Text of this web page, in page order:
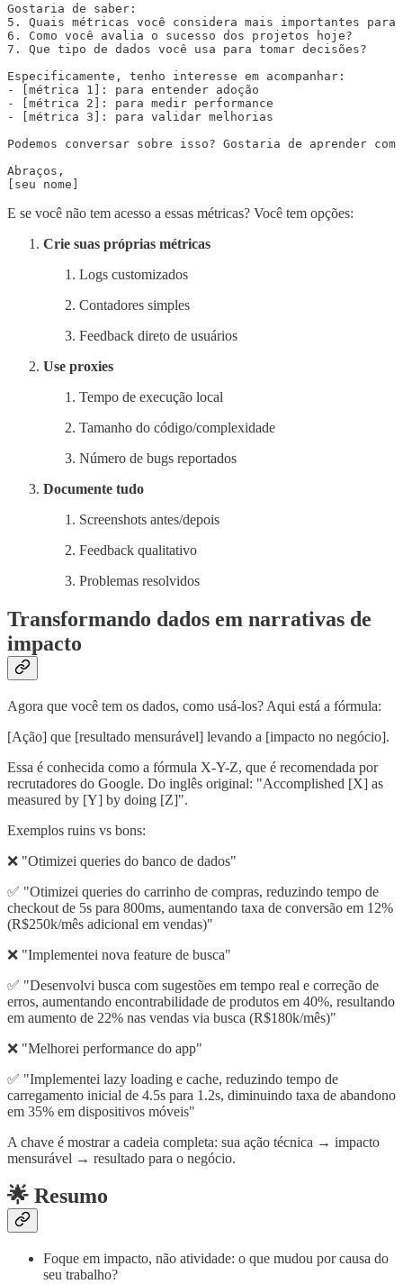
Gostaria de saber:
5. Quais métricas você considera mais importantes para
6. Como você avalia o sucesso dos projetos hoje?
7. Que tipo de dados você usa para tomar decisões?
Especificamente, tenho interesse em acompanhar:
- [métrica 1]: para entender adoção
- [métrica 2]: para medir performance
- [métrica 3]: para validar melhorias
Podemos conversar sobre isso? Gostaria de aprender
Abraços,
E se você não tem acesso a essas métricas? Você tem opções:
Crie suas próprias métricas
Logs customizados
Contadores simples
Feedback direto de usuários
Use proxies
Tempo de execução local
Tamanho do código/complexidade
Número de bugs reportados
Documente tudo
Screenshots antes/depois
Feedback qualitativo
Problemas resolvidos
Transformando dados em narrativas de
impacto
Agora que você tem os dados, como usá-los? Aqui está a fórmula:
[Ação] que [resultado mensurável] levando a [impacto no negócio].
Essa é conhecida como a fórmula X-Y-Z, que é recomendada por
recrutadores do Google. Do inglês original: "Accomplished [X] as
measured by [Y] by doing [Z]".
Exemplos ruins vs bons:
❌ "Otimizei queries do banco de dados"
✅ "Otimizei queries do carrinho de compras, reduzindo tempo de
checkout de 5s para 800ms, aumentando taxa de conversão em 12%
(R$250k/mês adicional em vendas)"
❌ "Implementei nova feature de busca"
✅ "Desenvolvi busca com sugestões em tempo real e correção de
erros, aumentando encontrabilidade de produtos em 40%, resultando
em aumento de 22% nas vendas via busca (R$180k/mês)"
❌ "Melhorei performance do app"
✅ "Implementei lazy loading e cache, reduzindo tempo de
carregamento inicial de 4.5s para 1.2s, diminuindo taxa de abandono
em 35% em dispositivos móveis"
A chave é mostrar a cadeia completa: sua ação técnica → impacto
mensurável → resultado para o negócio.
🌟 Resumo
Foque em impacto, não atividade: o que mudou por causa do
seu trabalho?